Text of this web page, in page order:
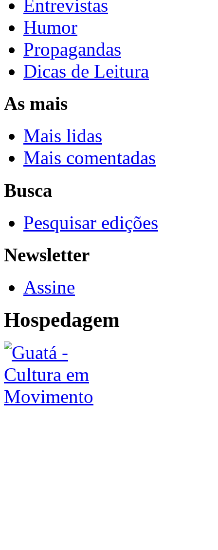
Entrevistas
Humor
Propagandas
Dicas de Leitura
As mais
Mais lidas
Mais comentadas
Busca
Pesquisar edições
Newsletter
Assine
Hospedagem